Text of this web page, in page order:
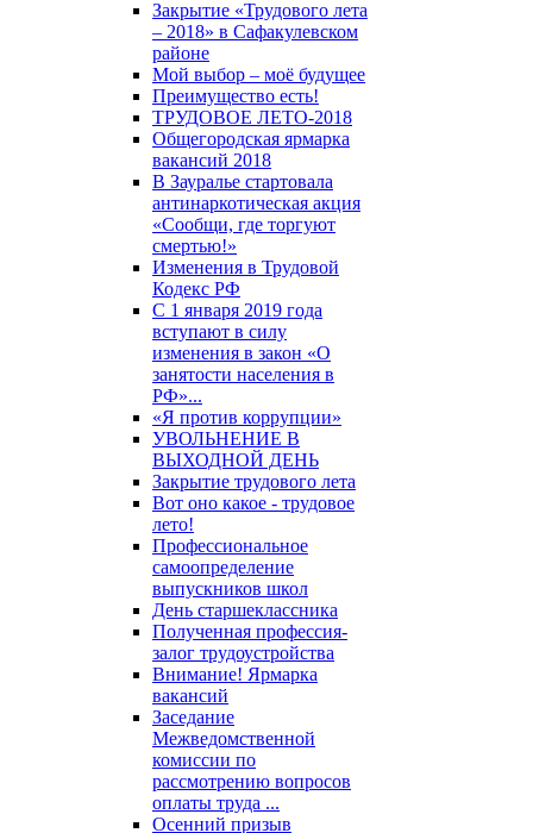
Закрытие «Трудового лета
– 2018» в Сафакулевском
районе
Мой выбор – моё будущее
Преимущество есть!
ТРУДОВОЕ ЛЕТО-2018
Общегородская ярмарка
вакансий 2018
В Зауралье стартовала
антинаркотическая акция
«Сообщи, где торгуют
смертью!»
Изменения в Трудовой
Кодекс РФ
С 1 января 2019 года
вступают в силу
изменения в закон «О
занятости населения в
РФ»...
«Я против коррупции»
УВОЛЬНЕНИЕ В
ВЫХОДНОЙ ДЕНЬ
Закрытие трудового лета
Вот оно какое - трудовое
лето!
Профессиональное
самоопределение
выпускников школ
День старшеклассника
Полученная профессия-
залог трудоустройства
Внимание! Ярмарка
вакансий
Заседание
Межведомственной
комиссии по
рассмотрению вопросов
оплаты труда ...
Осенний призыв